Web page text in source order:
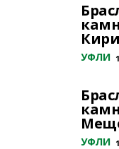
УФЛИ
УФЛИ